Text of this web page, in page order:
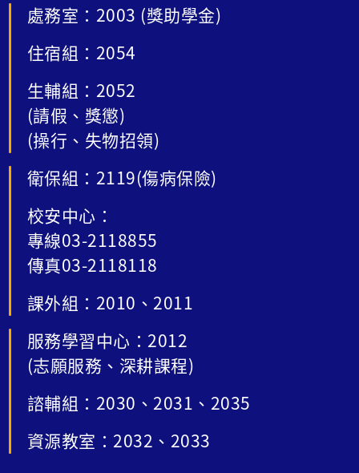
處務室：2003 (獎助學金)
住宿組：2054
生輔組：2052
(請假、獎懲)
(操行、失物招領)
衛保組：2119(傷病保險)
校安中心：
專線03-2118855
傳真03-2118118
課外組：2010、2011
服務學習中心：2012
(志願服務、深耕課程)
諮輔組：2030、2031、2035
資源教室：2032、2033